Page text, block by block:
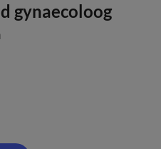
gynaecoloog